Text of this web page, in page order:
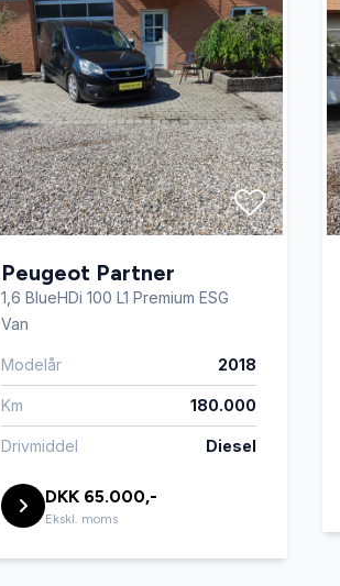
Peugeot Partner
1,6 BlueHDi 100 L1 Premium ESG
Van
Modelår 2018
Km 180.000
Drivmiddel Diesel
DKK 65.000,-
Ekskl. moms